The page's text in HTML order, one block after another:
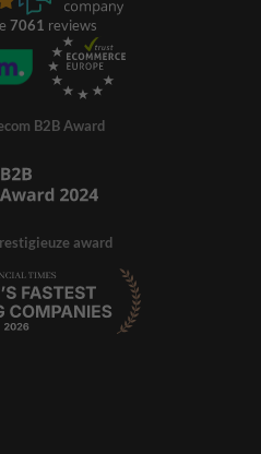
7061 reviews
B2B Award
award